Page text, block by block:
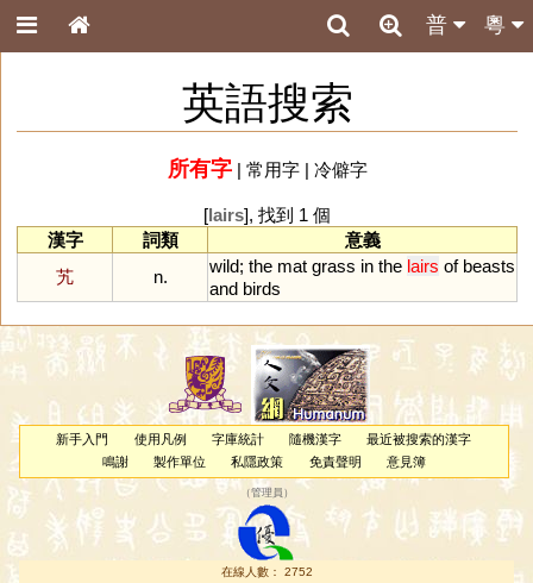
粵
普
英語搜索
所有字| 常用字| 冷僻字
[lairs], 找到 1 個
漢字
詞類
意義
艽
n.
wild; the mat grass in the lairs of beasts
and birds
新手入門 使用凡例 字庫統計 隨機漢字
最近被搜索的漢字
鳴謝
製作單位 私隱政策 免責聲明 意見簿
（管理員 ）
在線人數： 2752